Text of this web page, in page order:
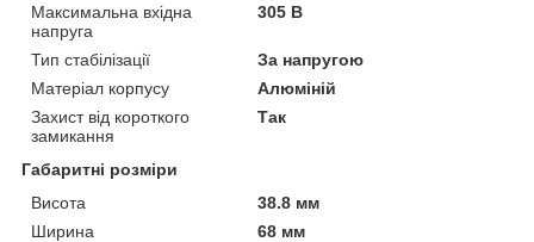
Максимальна вхідна
напруга
305 В
Тип стабілізації
За напругою
Матеріал корпусу
Алюміній
Захист від короткого
замикання
Так
Габаритні розміри
Висота
38.8 мм
Ширина
68 мм